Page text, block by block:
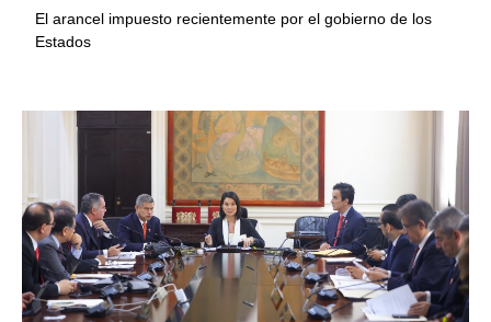
El arancel impuesto recientemente por el gobierno de los
Estados